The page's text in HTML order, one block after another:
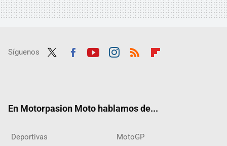
Síguenos
En Motorpasion Moto hablamos de...
Deportivas MotoGP